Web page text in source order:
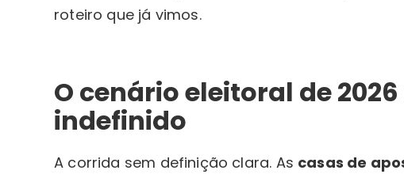
roteiro que já vimos.
O cenário eleitoral de
indefinido
A corrida sem definição clara. As casas de